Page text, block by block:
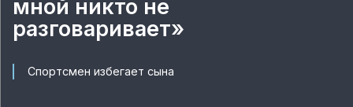
мной никто не
разговаривает»
Спортсмен избегает сына